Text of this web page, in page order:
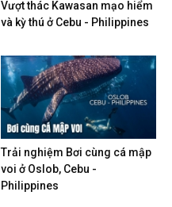
Vượt thác Kawasan mạo hiểm
và kỳ thú ở Cebu - Philippines
Trải nghiệm Bơi cùng cá mập
voi ở Oslob, Cebu -
Philippines